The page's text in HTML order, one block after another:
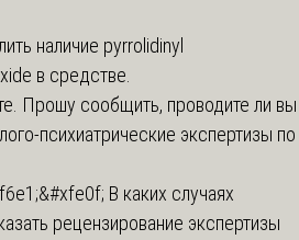
наличие pyrrolidinyl
в средстве.
Прошу сообщить, проводите ли вы
психиатрические экспертизы по
В каких случаях
рецензирование экспертизы